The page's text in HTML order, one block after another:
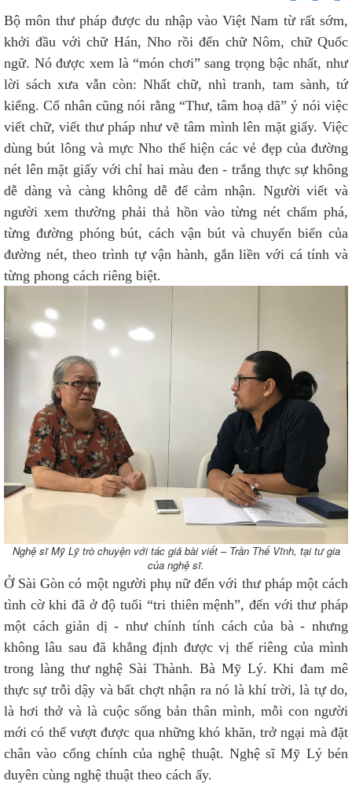
Bộ môn thư pháp được du nhập vào Việt Nam từ rất sớm,
khởi đầu với chữ Hán, Nho rồi đến chữ Nôm, chữ Quốc
ngữ. Nó được xem là “món chơi” sang trọng bậc nhất, như
lời sách xưa vẫn còn: Nhất chữ, nhì tranh, tam sành, tứ
kiểng. Cổ nhân cũng nói rằng “Thư, tâm hoạ dã” ý nói việc
viết chữ, viết thư pháp như vẽ tâm mình lên mặt giấy. Việc
dùng bút lông và mực Nho thể hiện các vẻ đẹp của đường
nét lên mặt giấy với chỉ hai màu đen - trắng thực sự không
dễ dàng và càng không dễ để cảm nhận. Người viết và
người xem thường phải thả hồn vào từng nét chấm phá,
từng đường phóng bút, cách vận bút và chuyển biến của
đường nét, theo trình tự vận hành, gắn liền với cá tính và
từng phong cách riêng biệt.
Nghệ sĩ Mỹ Lỹ trò chuyện với tác giả bài viết – Trần Thế Vĩnh, tại tư gia
của nghệ sĩ.
Ở Sài Gòn có một người phụ nữ đến với thư pháp một cách
tình cờ khi đã ở độ tuổi “tri thiên mệnh”, đến với thư pháp
một cách giản dị - như chính tính cách của bà - nhưng
không lâu sau đã khẳng định được vị thế riêng của mình
trong làng thư nghệ Sài Thành. Bà Mỹ Lý. Khi đam mê
thực sự trỗi dậy và bất chợt nhận ra nó là khí trời, là tự do,
là hơi thở và là cuộc sống bản thân mình, mỗi con người
mới có thể vượt được qua những khó khăn, trở ngại mà đặt
chân vào cổng chính của nghệ thuật. Nghệ sĩ Mỹ Lý bén
duyên cùng nghệ thuật theo cách ấy.